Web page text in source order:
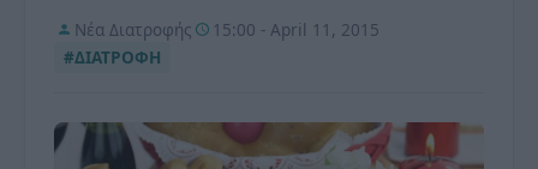
Νέα Διατροφής
15:00 - April 11, 2015
#ΔΙΑΤΡΟΦΗ